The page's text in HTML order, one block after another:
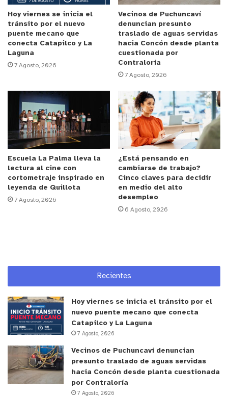
detención pendiente”.
Finalmente, la PDI informó que se controlaron un
total de 75 personas, 22 de ellos chilenos y 53
extranjeros, provenientes de Venezuela, Colombia
Hoy viernes se inicia el
tránsito por el nuevo
puente mecano que
conecta Catapilco y La
Laguna
7 Agosto, 2026
Vecinos de Puchuncaví
denuncian presunto
traslado de aguas servidas
hacia Concón desde planta
cuestionada por
Contraloría
7 Agosto, 2026
Escuela La Palma lleva la
lectura al cine con
cortometraje inspirado en
leyenda de Quillota
7 Agosto, 2026
¿Está pensando en
cambiarse de trabajo?
Cinco claves para decidir
en medio del alto
desempleo
6 Agosto, 2026
Recientes
Hoy viernes se inicia el tránsito por el
nuevo puente mecano que conecta
Catapilco y La Laguna
7 Agosto, 2026
Vecinos de Puchuncaví denuncian
presunto traslado de aguas servidas
hacia Concón desde planta cuestionada
por Contraloría
7 Agosto, 2026